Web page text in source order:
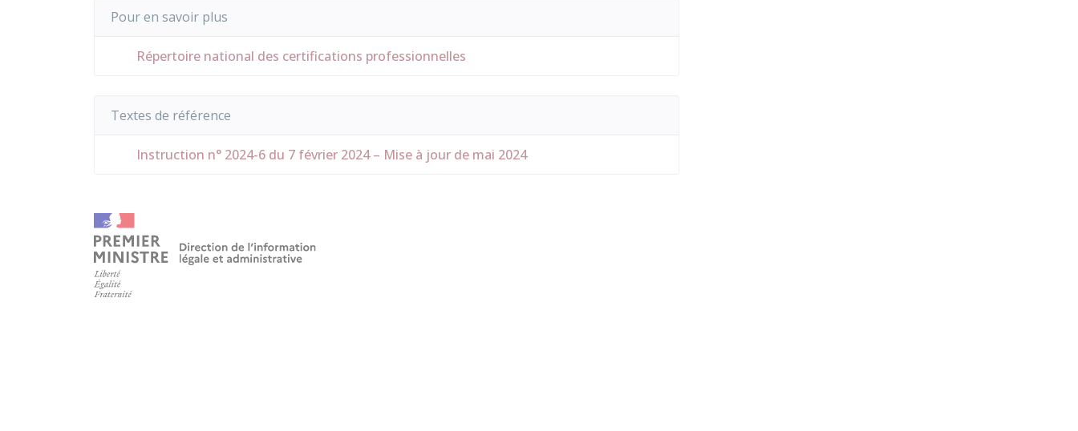
Pour en savoir plus
Répertoire national des certifications professionnelles
Textes de référence
Instruction n° 2024-6 du 7 février 2024 – Mise à jour de mai 2024